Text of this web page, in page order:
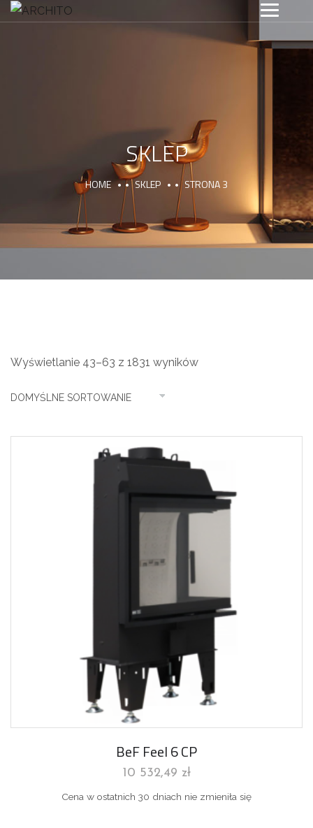
SKLEP
HOME SKLEP STRONA 3
Wyświetlanie 43–63 z 1831 wyników
BeF Feel 6 CP
10 532,49 zł
Cena w ostatnich 30 dniach nie zmieniła się